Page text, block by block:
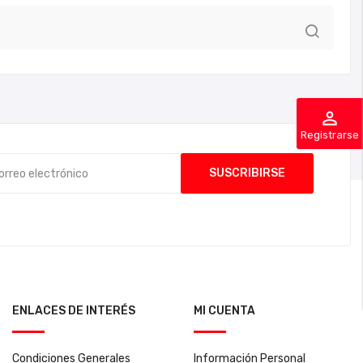
perm_identity
Registrarse
ENLACES DE INTERÉS
Condiciones Generales
MI CUENTA
Información Personal